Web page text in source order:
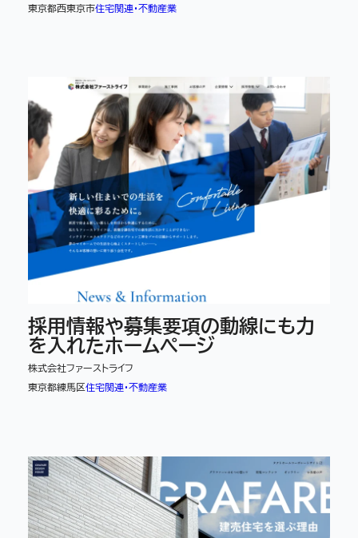
東京都西東京市住宅関連・不動産業
採用情報や募集要項の動線にも力
を入れたホームページ
株式会社ファーストライフ
東京都練馬区住宅関連・不動産業